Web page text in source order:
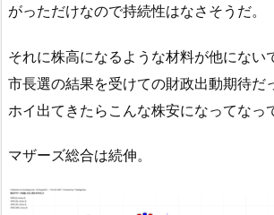
がっただけなので持続性はなさそうだ。
それに株高になるような材料が他にない
市長選の結果を受けての財政出動期待だ
ホイ出てきたらこんな株安になってなっ
マザーズ総合は続伸。